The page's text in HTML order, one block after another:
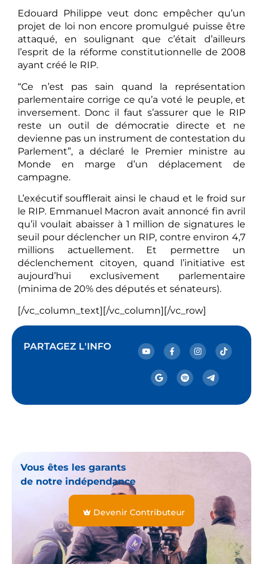
Edouard Philippe veut donc empêcher qu’un
projet de loi non encore promulgué puisse être
attaqué, en soulignant que c’était d’ailleurs
l’esprit de la réforme constitutionnelle de 2008
ayant créé le RIP.
“Ce n’est pas sain quand la représentation
parlementaire corrige ce qu’a voté le peuple, et
inversement. Donc il faut s’assurer que le RIP
reste un outil de démocratie directe et ne
devienne pas un instrument de contestation du
Parlement”, a déclaré le Premier ministre au
Monde en marge d’un déplacement de
campagne.
L’exécutif soufflerait ainsi le chaud et le froid sur
le RIP. Emmanuel Macron avait annoncé fin avril
qu’il voulait abaisser à 1 million de signatures le
seuil pour déclencher un RIP, contre environ 4,7
millions actuellement. Et permettre un
déclenchement citoyen, quand l’initiative est
aujourd’hui exclusivement parlementaire
(minima de 20% des députés et sénateurs).
[/vc_column_text][/vc_column][/vc_row]
PARTAGEZ L'INFO
Vous êtes les garants
de notre indépendance
Devenir Contributeur